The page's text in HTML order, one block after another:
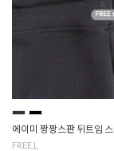
에이미 짱짱스판 뒤트임
FREE,L